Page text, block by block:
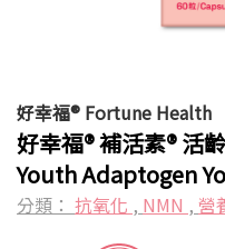
好幸福® Fortune Health
好幸福® 補活素® 活
Youth Adaptogen
分類： 抗氧化 , NMN , 營